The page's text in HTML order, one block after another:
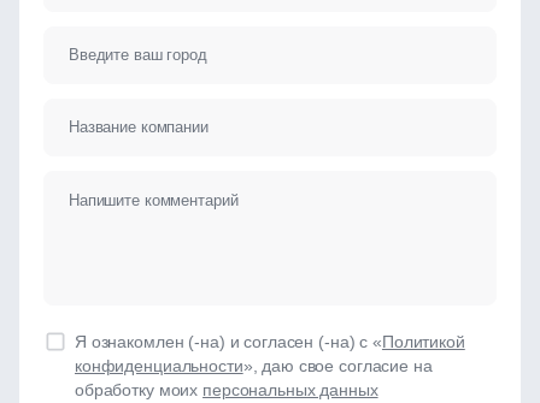
Я ознакомлен (-на) и согласен (-на) с «Политикой
конфиденциальности», даю свое согласие на
обработку моих персональных данных